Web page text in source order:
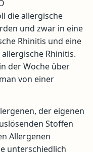
die allergische
und zwar in eine
Rhinitis und eine
Rhinitis.
der Woche über
von einer
der eigenen
Stoffen
Allergenen
unterschiedlich